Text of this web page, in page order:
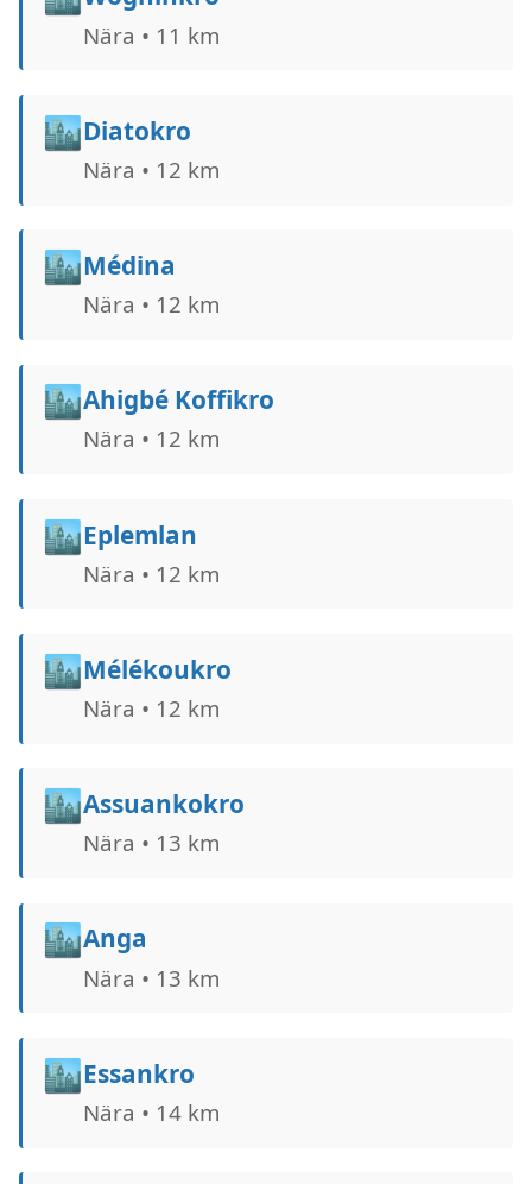
Nära • 11 km
🏙️Diatokro
Nära • 12 km
🏙️Médina
Nära • 12 km
🏙️Ahigbé Koffikro
Nära • 12 km
🏙️Eplemlan
Nära • 12 km
🏙️Mélékoukro
Nära • 12 km
🏙️Assuankokro
Nära • 13 km
🏙️Anga
Nära • 13 km
🏙️Essankro
Nära • 14 km